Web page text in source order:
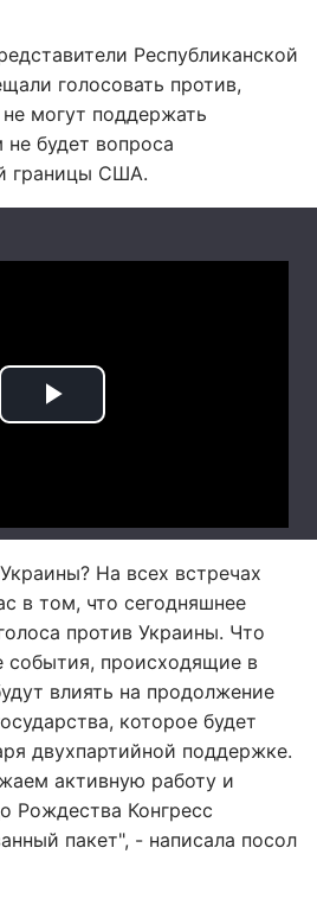
Республиканской
голосовать против,
могут поддержать
будет вопроса
границы США.
На всех встречах
в том, что сегодняшнее
против Украины. Что
события, происходящие в
влиять на продолжение
которое будет
двухпартийной поддержке.
активную работу и
Рождества Конгресс
пакет", - написала посол